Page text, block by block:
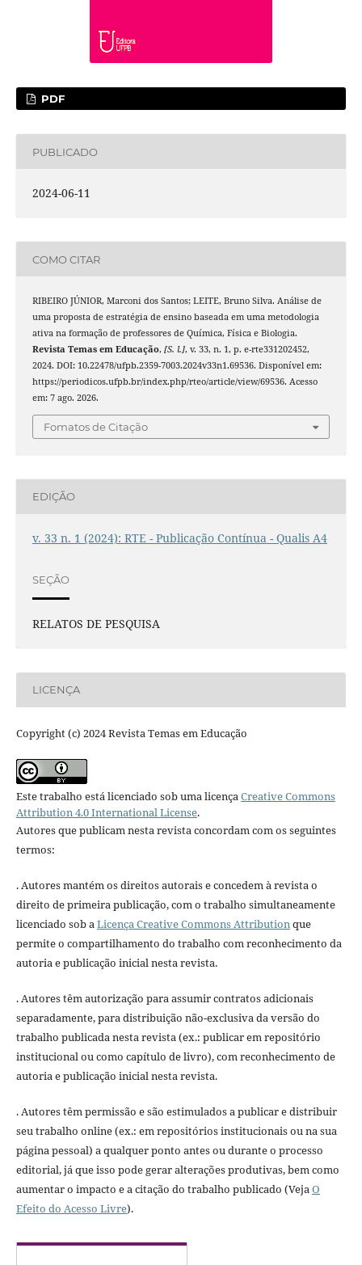
PDF
PUBLICADO
2024-06-11
COMO CITAR
RIBEIRO JÚNIOR, Marconi dos Santos; LEITE, Bruno Silva. Análise de
uma proposta de estratégia de ensino baseada em uma metodologia
ativa na formação de professores de Química, Física e Biologia.
Revista Temas em Educação, [S. l.], v. 33, n. 1, p. e-rte331202452,
2024. DOI: 10.22478/ufpb.2359-7003.2024v33n1.69536. Disponível em:
https://periodicos.ufpb.br/index.php/rteo/article/view/69536. Acesso
em: 7 ago. 2026.
Fomatos de Citação
EDIÇÃO
v. 33 n. 1 (2024): RTE - Publicação Contínua - Qualis A4
SEÇÃO
RELATOS DE PESQUISA
LICENÇA
Copyright (c) 2024 Revista Temas em Educação
Este trabalho está licenciado sob uma licençaCreative Commons
Attribution 4.0 International License.
Autores que publicam nesta revista concordam com os seguintes
termos:
. Autores mantém os direitos autorais e concedem à revista o
direito de primeira publicação, com o trabalho simultaneamente
licenciado sob aLicença Creative Commons Attributionque
permite o compartilhamento do trabalho com reconhecimento da
autoria e publicação inicial nesta revista.
. Autores têm autorização para assumir contratos adicionais
separadamente, para distribuição não-exclusiva da versão do
trabalho publicada nesta revista (ex.: publicar em repositório
institucional ou como capítulo de livro), com reconhecimento de
autoria e publicação inicial nesta revista.
. Autores têm permissão e são estimulados a publicar e distribuir
seu trabalho online (ex.: em repositórios institucionais ou na sua
página pessoal) a qualquer ponto antes ou durante o processo
editorial, já que isso pode gerar alterações produtivas, bem como
aumentar o impacto e a citação do trabalho publicado (VejaO
Efeito do Acesso Livre).